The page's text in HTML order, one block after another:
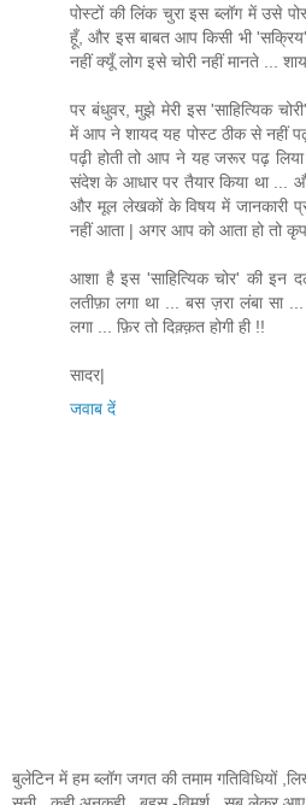
पोस्टों की लिंक चुरा इस ब्लॉग में उसे
हूँ, और इस बाबत आप किसी भी
नहीं क्यूँ लोग इसे चोरी नहीं मानते ...
पर बंधुवर, मुझे मेरी इस 'साहित्यिक
में आप ने शायद यह पोस्ट ठीक से नहीं
पढ़ी होती तो आप ने यह जरूर पढ़
संदेश के आधार पर तैयार किया था ...
और मूल लेखकों के विषय में जानकारी
नहीं आता | अगर आप को आता हो तो
आशा है इस 'साहित्यिक चोर' की इन
लतीफ़ा लगा था ... बस ज़रा लंबा सा
लगा ... फ़िर तो दिक़्क़त होगी ही !!
सादर|
जवाब दें
बुलेटिन में हम ब्लॉग जगत की तमाम गतिविधियों